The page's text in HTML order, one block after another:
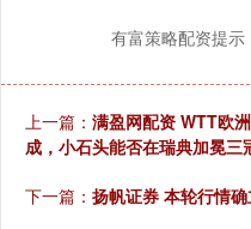
有富策略配资提示
上一篇： 满盈网配资 WTT欧
成，小石头能否在瑞典加冕三
下一篇： 扬帆证券 本轮行情